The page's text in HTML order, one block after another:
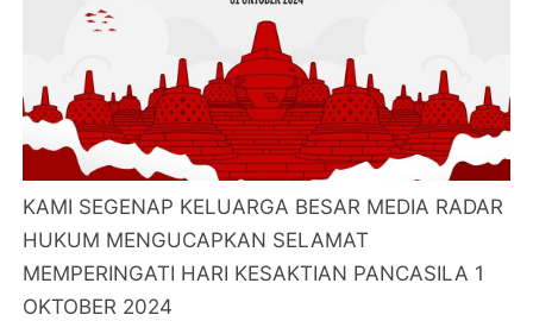
KAMI SEGENAP KELUARGA BESAR MEDIA RADAR
HUKUM MENGUCAPKAN SELAMAT
MEMPERINGATI HARI KESAKTIAN PANCASILA 1
OKTOBER 2024